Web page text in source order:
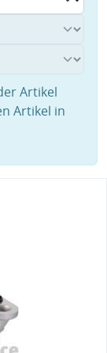
Artikel
Artikel in